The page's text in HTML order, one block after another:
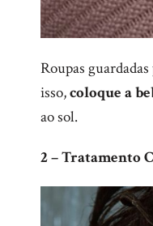
Roupas
isso,coloque a
ao sol.
2 – Tratamento